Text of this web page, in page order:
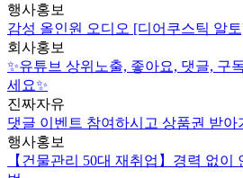
행사홍보
감성 올인원 오디오 [디어쿠스틱 알
회사홍보
✨유튜브 상위노출, 좋아요, 댓글, 구
세요✨
진짜자유
댓글 이벤트 참여하시고 상품권 받아
행사홍보
【건물관리 50대 재취업】경력 없